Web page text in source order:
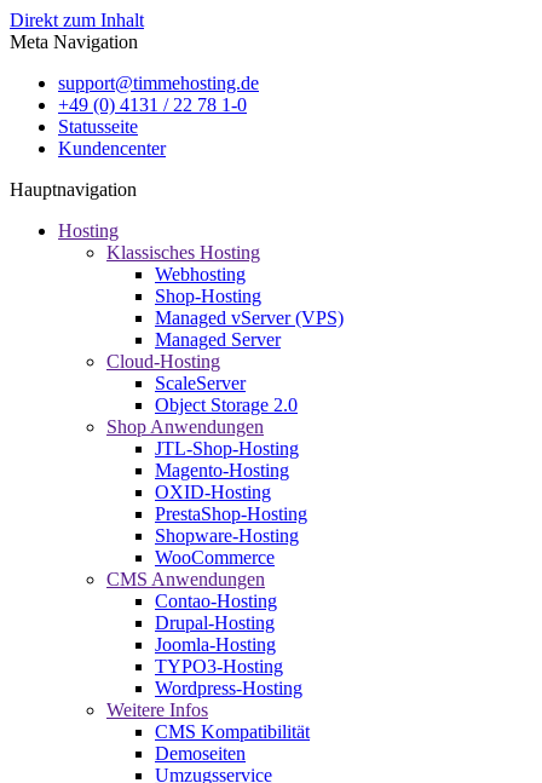
Direkt zum Inhalt
Meta Navigation
support@timmehosting.de
+49 (0) 4131 / 22 78 1-0
Statusseite
Kundencenter
Hauptnavigation
Hosting
Klassisches Hosting
Webhosting
Shop-Hosting
Managed vServer (VPS)
Managed Server
Cloud-Hosting
ScaleServer
Object Storage 2.0
Shop Anwendungen
JTL-Shop-Hosting
Magento-Hosting
OXID-Hosting
PrestaShop-Hosting
Shopware-Hosting
WooCommerce
CMS Anwendungen
Contao-Hosting
Drupal-Hosting
Joomla-Hosting
TYPO3-Hosting
Wordpress-Hosting
Weitere Infos
CMS Kompatibilität
Demoseiten
Umzugsservice